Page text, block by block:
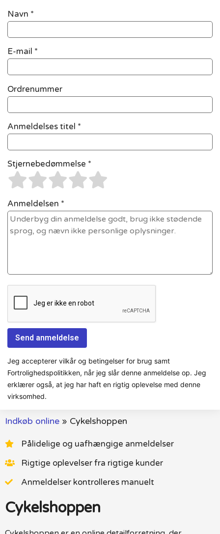
Navn *
E-mail *
Ordrenummer
Anmeldelses titel *
Stjernebedømmelse *
Anmeldelsen *
Jeg accepterer vilkår og betingelser for brug samt
Fortrolighedspolitikken, når jeg slår denne anmeldelse op. Jeg
erklærer også, at jeg har haft en rigtig oplevelse med denne
virksomhed.
Indkøb online » Cykelshoppen
Pålidelige og uafhængige anmeldelser
Rigtige oplevelser fra rigtige kunder
Anmeldelser kontrolleres manuelt
Cykelshoppen